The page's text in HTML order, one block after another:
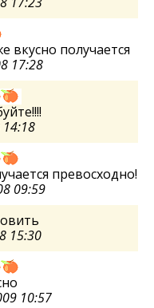
вкусно получается
17:28
14:18
превосходно!
09:59
15:30
10:57